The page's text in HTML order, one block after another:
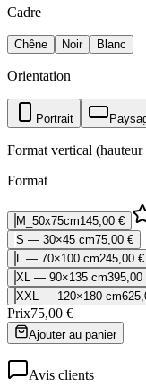
Cadre
Chêne Noir Blanc
Orientation
Portrait
Format vertical
Format
M_50x75cm145,00 €
S — 30×45 cm75,00 €
L — 70×100 cm245,00 €
XL — 90×135 cm395,00
XXL — 120×180 cm
Prix75,00 €
Ajouter au panier
Avis clients